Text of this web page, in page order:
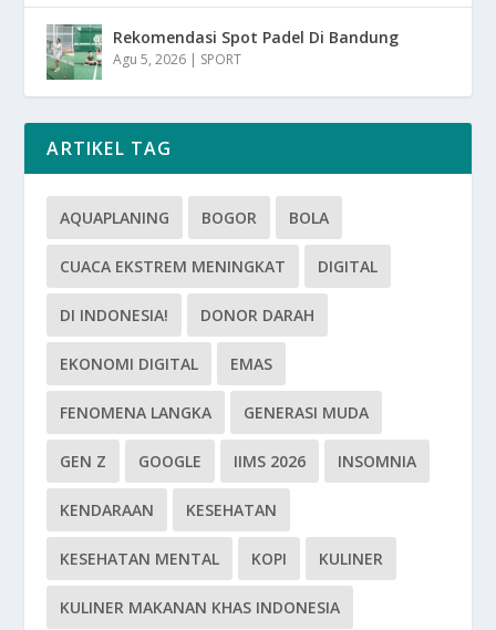
Rekomendasi Spot Padel Di Bandung
Agu 5, 2026 | SPORT
ARTIKEL TAG
AQUAPLANING BOGOR BOLA
CUACA EKSTREM MENINGKAT DIGITAL
DI INDONESIA! DONOR DARAH
EKONOMI DIGITAL EMAS
FENOMENA LANGKA GENERASI MUDA
GEN Z GOOGLE IIMS 2026 INSOMNIA
KENDARAAN KESEHATAN
KESEHATAN MENTAL KOPI KULINER
KULINER MAKANAN KHAS INDONESIA